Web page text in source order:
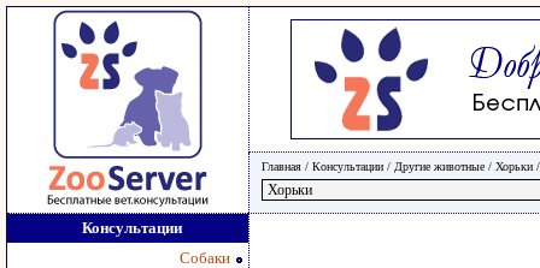
Главная / Консультации / Другие животные / Хорьки
Консультации
Собаки